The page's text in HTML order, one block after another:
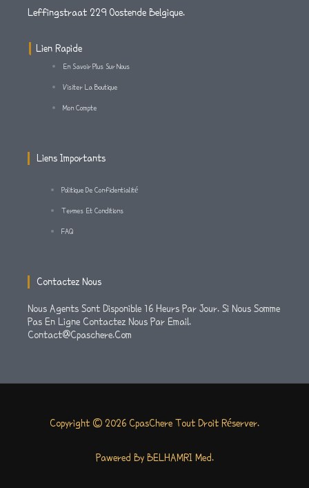
A
R
T
Leffingstraat 229 Oostende Belgique.
Lien Rapide
En Savoir Plus Sur Nous
Visiter La Boutique
Mon Compte
Liens Importants
Politique De Confidentialité
Termes Et Conditions
FAQ
Contactez Nous
Nous Agents Sont Disponible 16 Heurs Par Jour. Si Nous Somme
Pas En Ligne Contactez Nous Par Email.
Contact@cpaschere.com
Copyright © 2026 CpasChere Tout Droit Réserver.
Pawered By BELHAMRI Med.